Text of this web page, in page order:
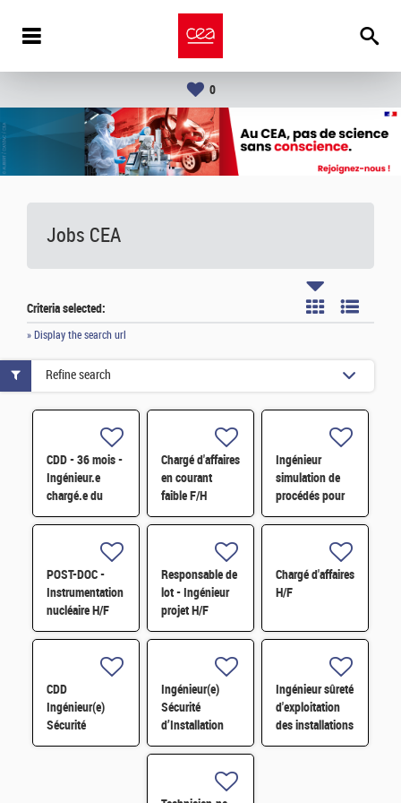
0
Jobs CEA
Criteria selected:
» Display the search url
CDD - 36 mois -
Ingénieur.e
chargé.e du
suivi des études
travaux de génie
civil H/F
Chargé d'affaires
en courant
faible F/H
Ingénieur
simulation de
procédés pour
un
industriel H/F
POST-DOC -
Instrumentation
nucléaire H/F
Responsable de
lot - Ingénieur
projet H/F
Chargé d'affaires
H/F
CDD
Ingénieur(e)
Sécurité
d'Installation
Ingénieur(e)
Sécurité
d’Installation
H/F
Ingénieur sûreté
d'exploitation
des installations
Dégainage H/F
Refine search